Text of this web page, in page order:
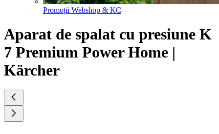
Promoții Webshop & KC
Aparat de spalat cu presiune K
7 Premium Power Home |
Kärcher